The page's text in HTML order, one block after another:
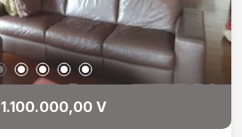
1.100.000,00 V